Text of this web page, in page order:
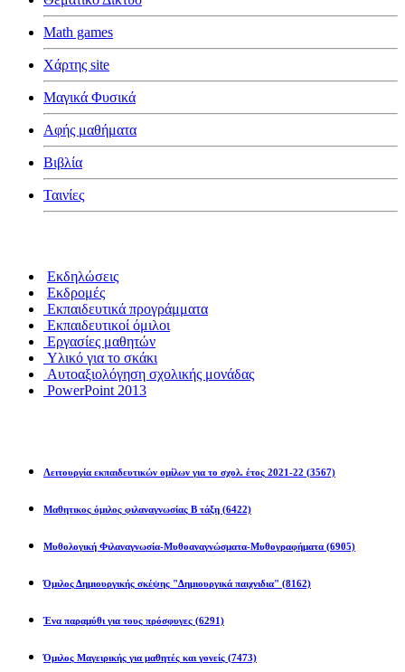
Math games
Χάρτης site
Μαγικά Φυσικά
Αφής μαθήματα
Βιβλία
Ταινίες
Εκδηλώσεις
Εκδρομές
Εκπαιδευτικά προγράμματα
Εκπαιδευτικοί όμιλοι
Εργασίες μαθητών
Υλικό για το σκάκι
Αυτοαξιολόγηση σχολικής μονάδας
PowerPoint 2013
Λειτουργία εκπαιδευτικών ομίλων για το σχολ. έτος 2021-22 (3567)
Μαθητικος όμιλος φιλαναγνωσίας Β τάξη (6422)
Μυθολογική Φιλαναγνωσία-Μυθοαναγνώσματα-Μυθογραφήματα (6905)
Όμιλος Δημιουργικής σκέψης "Δημιουργικά παιχνιδια" (8162)
Ένα παραμύθι για τους πρόσφυγες (6291)
Όμιλος Μαγειρικής για μαθητές και γονείς (7473)